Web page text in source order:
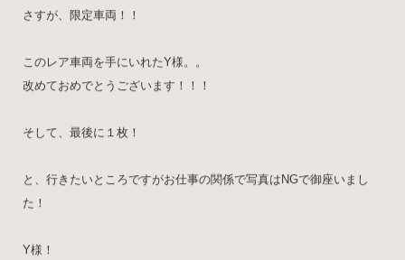
さすが、限定車両！！
このレア車両を手にいれたY様。。
改めておめでとうございます！！！
そして、最後に１枚！
と、行きたいところですがお仕事の関係で写真はNGで御座いまし
た！
Y様！